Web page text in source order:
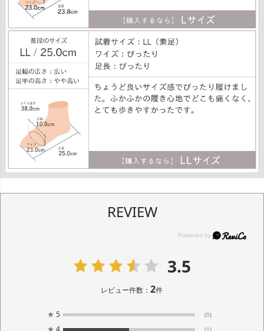
REVIEW
3.5
レビュー件数：2件
★ 5 (0)